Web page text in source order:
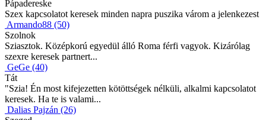
Pápadereske
Szex kapcsolatot keresek minden napra puszika várom a jelenkezest
Armando88 (50)
Szolnok
Sziasztok. Középkorú egyedül álló Roma férfi vagyok. Kizárólag
szexre keresek partnert...
GeGe (40)
Tát
"Szia! Én most kifejezetten kötöttségek nélküli, alkalmi kapcsolatot
keresek. Ha te is valami...
Dalias Pajzán (26)